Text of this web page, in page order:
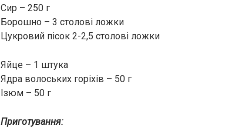
Сир – 250 г
Борошно – 3 столові ложки
Цукровий пісок 2-2,5 столові ложки
Яйце – 1 штука
Ядра волоських горіхів – 50 г
Ізюм – 50 г
Приготування: